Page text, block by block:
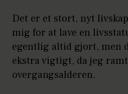
Det er et stort, nyt
mig for at lave en
egentlig altid gjort, men
ekstra vigtigt, da jeg
overgangsalderen.